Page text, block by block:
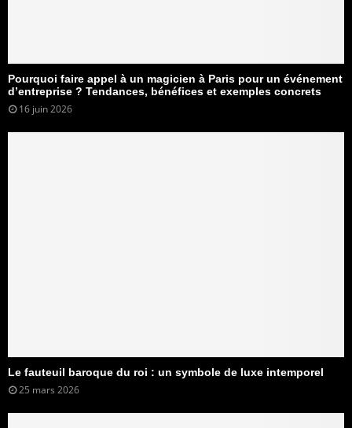
Pourquoi faire appel à un magicien à Paris pour un événement
d’entreprise ? Tendances, bénéfices et exemples concrets
16 juin 2026
Le fauteuil baroque du roi : un symbole de luxe intemporel
25 mars 2026